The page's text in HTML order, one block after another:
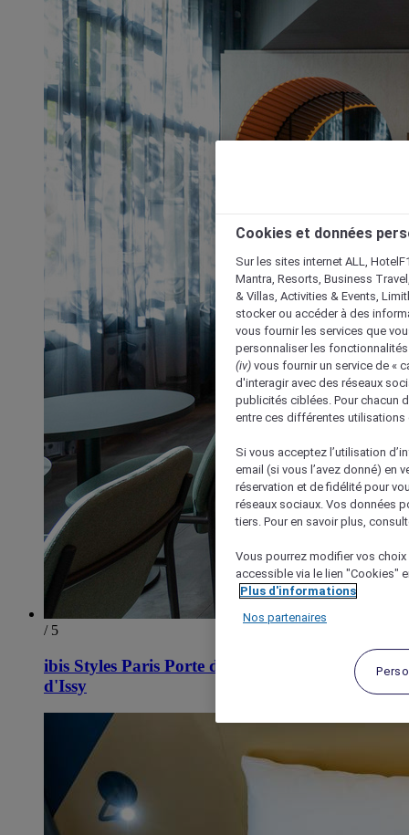
/ 5
ibis Styles Paris Porte de Versailles - Mairie
d'Issy
Cookies et données
Sur les sites internet ALL,
Mantra, Resorts, Business
& Villas, Activities & Events,
stocker ou accéder à des
vous fournir les services que
personnaliser les
(iv) vous fournir un service de «
d'interagir avec des réseaux
publicités ciblées. Pour chacun
entre ces différentes utilisations
Si vous acceptez l’utilisation
email (si vous l’avez donné) en
réservation et de fidélité pour
réseaux sociaux. Vos données
tiers. Pour en savoir plus,
Vous pourrez modifier vos
accessible via le lien "Cookies"
Plus d'informations
Nos partenaires